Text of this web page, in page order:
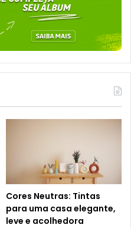
Cores Neutras: Tintas
para uma casa elegante,
leve e acolhedora